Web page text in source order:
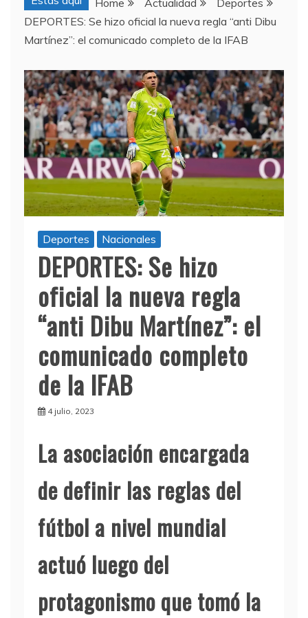
Home Actualidad
Deportes
DEPORTES: Se hizo oficial la nueva regla “anti Dibu
Martínez”: el comunicado completo de la IFAB
Deportes Nacionales
DEPORTES: Se hizo
oficial la nueva regla
“anti Dibu Martínez”: el
comunicado completo
de la IFAB
4 julio, 2023
La asociación encargada
de definir las reglas del
fútbol a nivel mundial
actuó luego del
protagonismo que tomó la